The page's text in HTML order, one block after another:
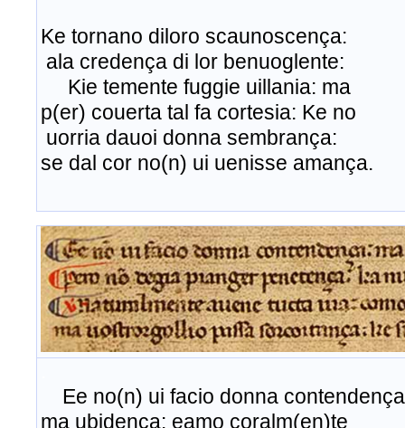
Ke tornano diloro scaunoscença:
ala credença di lor benuoglente:
Kie temente fuggie uillania: ma
p(er) couerta tal fa cortesia: Ke no
uorria dauoi donna sembrança:
se dal cor no(n) ui uenisse amança.
Ee no(n) ui facio donna
ma ubidença: eamo coralm(en)te